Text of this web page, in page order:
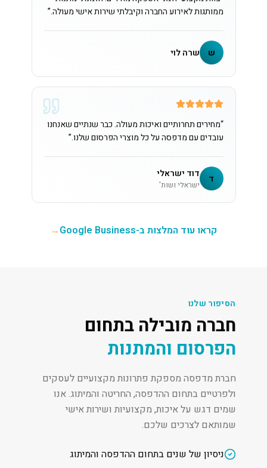
ממותגות לאירוע החברה וקיבלתי שירות אישי מעולה.”
ש שרה לוי
“מחירים תחרותיים ואיכות מעולה. כבר שנתיים שאנחנו
עובדים עם מדפסה על כל מוצרי הפרסום שלנו.”
ד דוד ישראלי
ישראלי ושות'
קראו עוד המלצות ב-Google Business →
הסיפור שלנו
חברה מובילה בתחום
הפרסום והמתנות
חברת מדפסה מספקת פתרונות מקצועיים לעסקים
ולפרטיים בתחום ההדפסה, החריטה והמיתוג. אנו
שמים דגש על איכות, מקצועיות ושירות אישי
שמותאם לצרכים שלכם.
ניסיון של שנים בתחום ההדפסה והמיתוג